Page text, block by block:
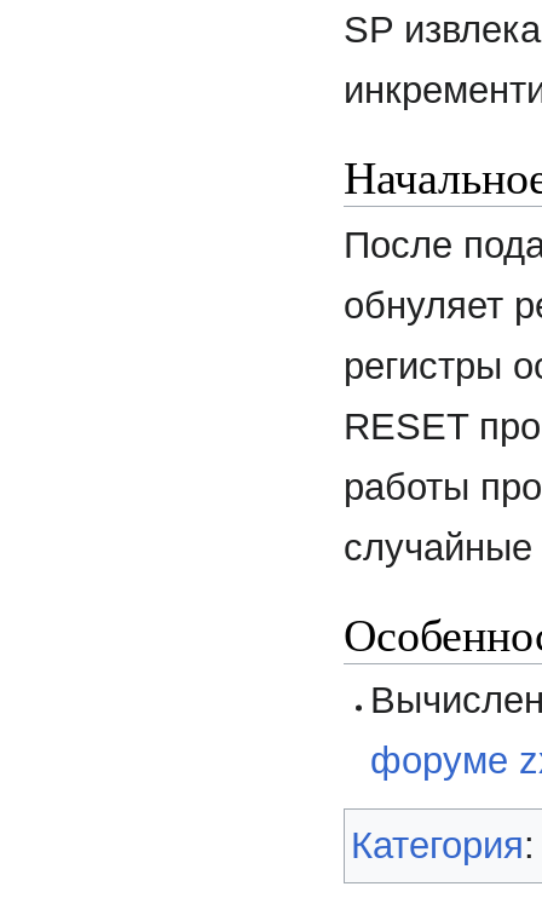
SP
После
обнуляет
регистры
RESET
работы
форуме
Категория